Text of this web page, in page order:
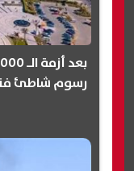
رسوم شاطئ